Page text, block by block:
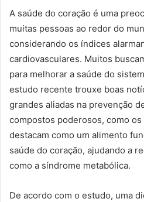
A saúde do coração é uma
muitas pessoas ao redor do
considerando os índices
cardiovasculares. Muitos
para melhorar a saúde do
estudo recente trouxe boas
grandes aliadas na prevenção
compostos poderosos, como
destacam como um alimento
saúde do coração, ajudando a
como a síndrome metabólica.
De acordo com o estudo, uma